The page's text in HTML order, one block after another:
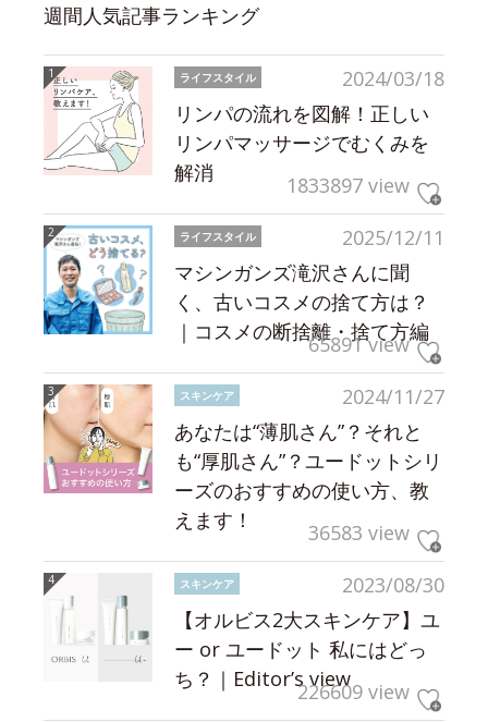
週間人気記事ランキング
2024/03/18
ライフスタイル
リンパの流れを図解！正しい
リンパマッサージでむくみを
解消
1833897 view
2025/12/11
ライフスタイル
マシンガンズ滝沢さんに聞
く、古いコスメの捨て方は？
｜コスメの断捨離・捨て方編
65891 view
2024/11/27
スキンケア
あなたは“薄肌さん”？それと
も“厚肌さん”？ユードットシリ
ーズのおすすめの使い方、教
えます！
36583 view
2023/08/30
スキンケア
【オルビス2大スキンケア】ユ
ー or ユードット 私にはどっ
ち？｜Editor’s view226609 view